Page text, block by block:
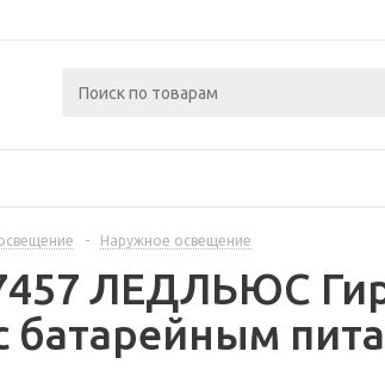
- Наружное освещение
ЛЕДЛЬЮС
батарейным